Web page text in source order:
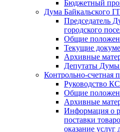
Бюджетный
Дума Байкальского
Председатель
городского
Общие
Текущие
Архивные
Депутаты Думы
Контрольно-счетная
Руководство
Общие
Архивные
Информация о
поставки
оказание